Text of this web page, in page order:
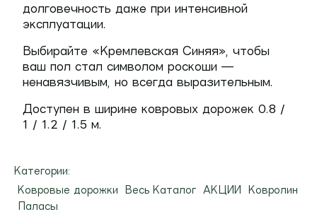
долговечность даже при интенсивной
эксплуатации.
Выбирайте «Кремлевская Синяя», чтобы
ваш пол стал символом роскоши —
ненавязчивым, но всегда выразительным.
Доступен в ширине ковровых дорожек 0.8 /
1 / 1.2 / 1.5 м.
Категории:
Ковровые дорожки
Весь Каталог АКЦИИ
Ковролин
Паласы